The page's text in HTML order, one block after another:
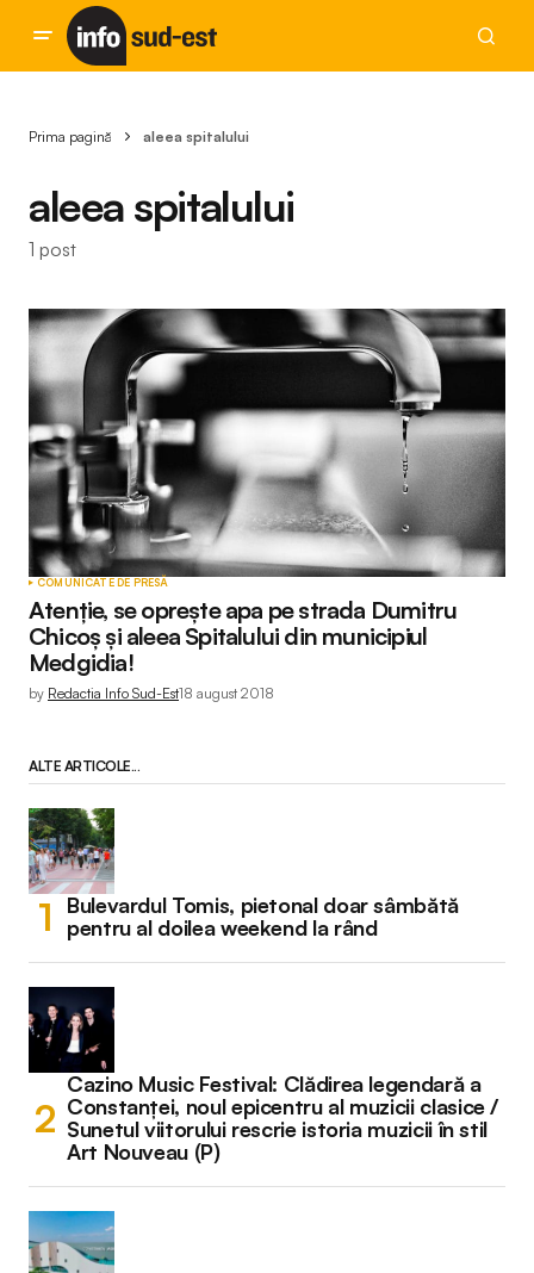
Prima pagină aleea spitalului
aleea spitalului
1 post
COMUNICATE DE PRESĂ
Atenție, se oprește apa pe strada Dumitru
Chicoș și aleea Spitalului din municipiul
Medgidia!
by Redactia Info Sud-Est18 august 2018
ALTE ARTICOLE...
Bulevardul Tomis, pietonal doar sâmbătă
pentru al doilea weekend la rând
Cazino Music Festival: Clădirea legendară a
Constanței, noul epicentru al muzicii clasice /
Sunetul viitorului rescrie istoria muzicii în stil
Art Nouveau (P)